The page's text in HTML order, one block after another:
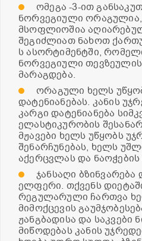
ომეგა -3-ით
ნორვეგიული
მსოფლიოშია
შეგიძლიათ ნახოთ
ს ასორტიმენტში,
ნორვეგიული
მარაგდება.
ორაგული ხელს
დატენიანებას. კანის
კარგი დატენიანება
ელასტიკურობის
მჟავები ხელს უწყობს
შენარჩუნებას, ხელს
აქერცვლას და
ჯანსაღი ბზინვარება
ელფერი. თქვენს
რეგულარული ჩართვა
მიმოქცევის
ჟანგბადისა და საკვები
მიწოდებას კანის